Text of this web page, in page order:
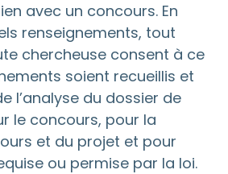
avec un concours. En
renseignements, tout
chercheuse consent à ce
soient recueillis et
l’analyse du dossier de
le concours, pour la
et du projet et pour
ou permise par la loi.